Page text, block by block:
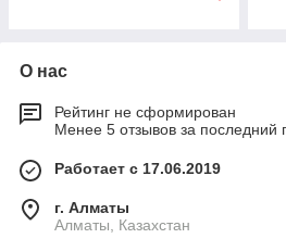
О нас
Рейтинг не сформирован
Менее 5 отзывов за последний
Работает с 17.06.2019
г. Алматы
Алматы, Казахстан